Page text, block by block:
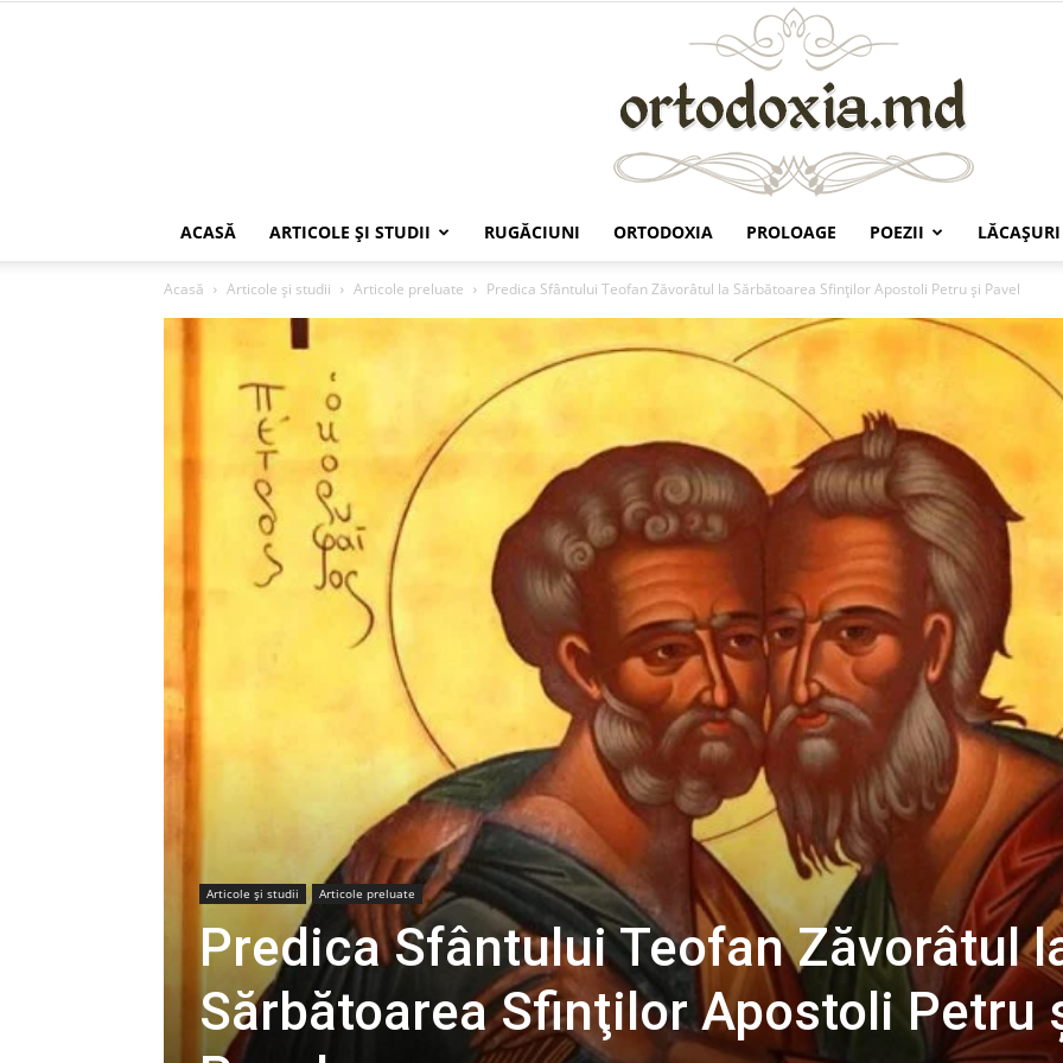
Ortodoxia.md
ACASĂ ARTICOLE ŞI STUDII RUGĂCIUNI ORTODOXIA PROLOAGE POEZII LĂCAŞURI
Acasă Articole şi studii Articole preluate Predica Sfântului Teofan Zăvorâtul la Sărbătoarea Sfinţilor Apostoli Petru şi Pavel
Articole şi studii Articole preluate
Predica Sfântului Teofan Zăvorâtul
Sărbătoarea Sfinţilor Apostoli Petru